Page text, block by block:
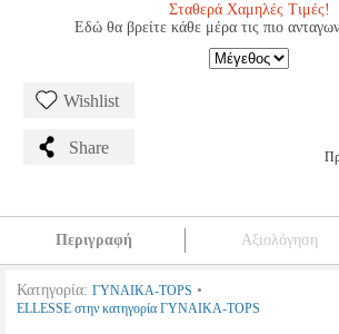
Σταθερά Χαμηλές Τιμές!
Εδώ θα βρείτε κάθε μέρα τις πιο
Wishlist
Share
Περιγραφή Αξιολόγηση
Κατηγορία: ΓΥΝΑΙΚΑ-TOPS •
ELLESSE στην κατηγορία ΓΥΝΑΙΚΑ-TOPS